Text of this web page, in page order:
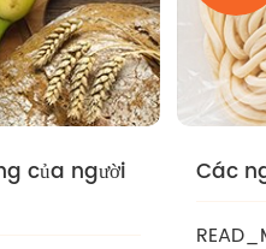
của người
Các